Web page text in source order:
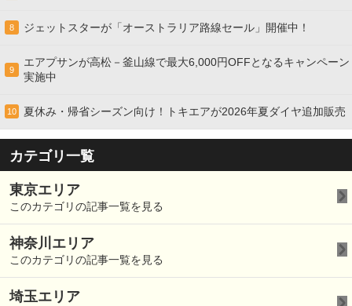
8 ジェットスターが「オーストラリア路線セール」開催中！
9
エアプサンが高松－釜山線で最大6,000円OFFとなるキャンペーン
実施中
10 夏休み・帰省シーズン向け！トキエアが2026年夏ダイヤ追加販売
カテゴリ一覧
東京エリア
このカテゴリの記事一覧を見る
神奈川エリア
このカテゴリの記事一覧を見る
埼玉エリア